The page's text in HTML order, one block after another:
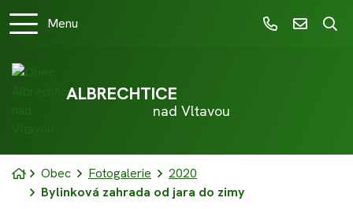
Menu
+420 382
ALBRECHTICE
nad Vltavou
Úvodní stránka
Obec Fotogalerie
2020
Bylinková zahrada od jara do zimy